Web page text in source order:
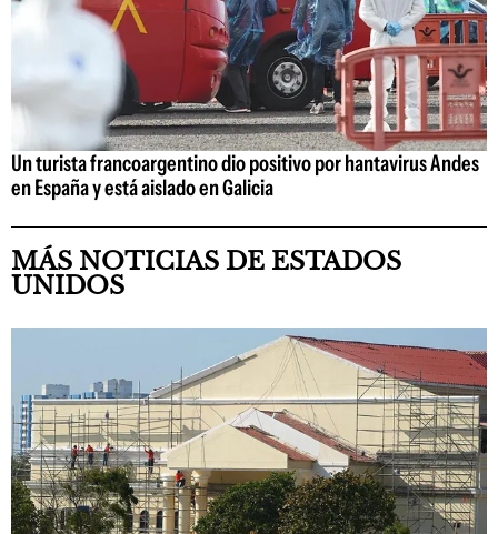
Un turista francoargentino dio positivo por hantavirus Andes
en España y está aislado en Galicia
MÁS NOTICIAS DE ESTADOS
UNIDOS